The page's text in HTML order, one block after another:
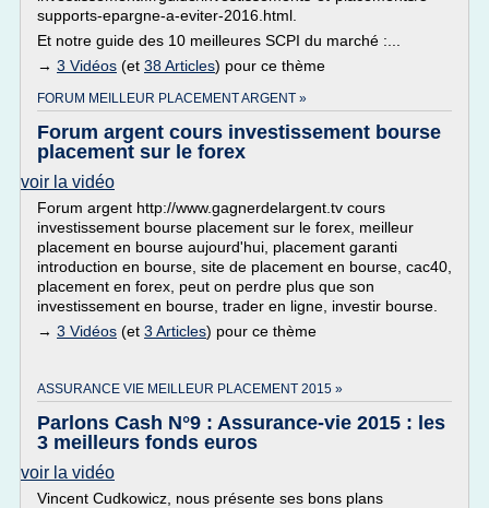
supports-epargne-a-eviter-2016.html.
Et notre guide des 10 meilleures SCPI du marché :...
→ 3 Vidéos (et 38 Articles) pour ce thème
FORUM MEILLEUR PLACEMENT ARGENT »
Forum argent cours investissement bourse
placement sur le forex
voir la vidéo
Forum argent http://www.gagnerdelargent.tv cours
investissement bourse placement sur le forex, meilleur
placement en bourse aujourd'hui, placement garanti
introduction en bourse, site de placement en bourse, cac40,
placement en forex, peut on perdre plus que son
investissement en bourse, trader en ligne, investir bourse.
→ 3 Vidéos (et 3 Articles) pour ce thème
ASSURANCE VIE MEILLEUR PLACEMENT 2015 »
Parlons Cash N°9 : Assurance-vie 2015 : les
3 meilleurs fonds euros
voir la vidéo
Vincent Cudkowicz, nous présente ses bons plans